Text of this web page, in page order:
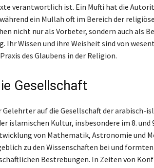
verantwortlich ist. Ein Mufti hat die
ein Mullah oft im Bereich der
nicht nur als Vorbeter, sondern auch als
Ihr Wissen und ihre Weisheit sind von
des Glaubens in der Religion.
Gesellschaft
auf die Gesellschaft der arabisch-
islamischen Kultur, insbesondere im 8. und
von Mathematik, Astronomie und
zu den Wissenschaften bei und formten
Bestrebungen. In Zeiten von